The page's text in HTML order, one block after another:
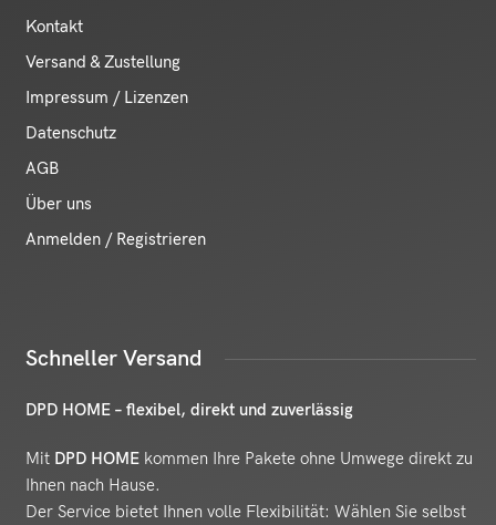
Kontakt
Versand & Zustellung
Impressum / Lizenzen
Datenschutz
AGB
Über uns
Anmelden / Registrieren
Schneller Versand
DPD HOME – flexibel, direkt und zuverlässig
Mit DPD HOME kommen Ihre Pakete ohne Umwege direkt zu
Ihnen nach Hause.
Der Service bietet Ihnen volle Flexibilität: Wählen Sie selbst